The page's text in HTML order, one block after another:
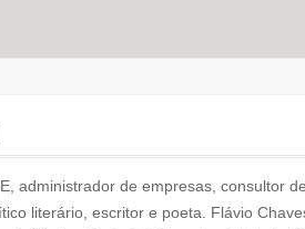
administrador de empresas, consultor
literário, escritor e poeta. Flávio